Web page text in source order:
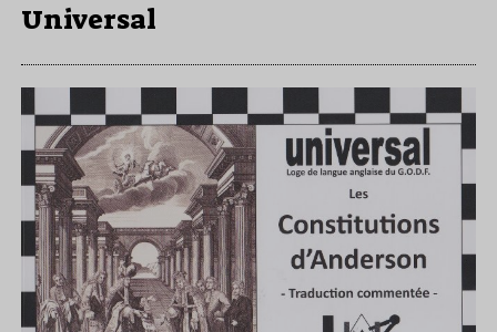
Universal